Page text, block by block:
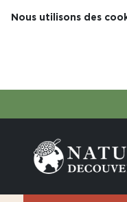
Nous utilisons des